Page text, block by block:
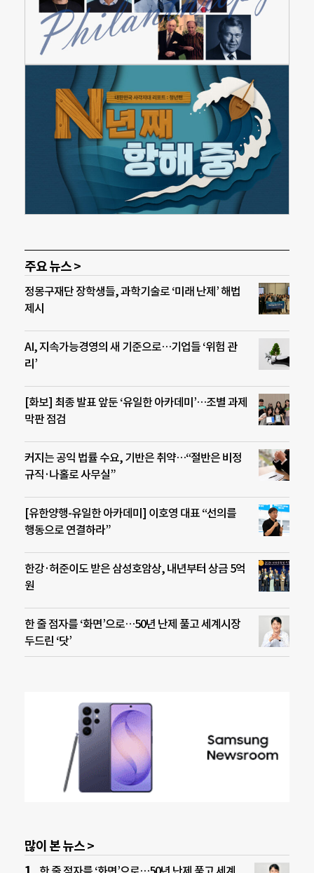
주요 뉴스 >
정몽구재단 장학생들, 과학기술로 ‘미래 난제’ 해법
제시
AI, 지속가능경영의 새 기준으로…기업들 ‘위험 관
리’
[화보] 최종 발표 앞둔 ‘유일한 아카데미’…조별 과제
막판 점검
커지는 공익 법률 수요, 기반은 취약…“절반은 비정
규직·나홀로 사무실”
[유한양행-유일한 아카데미] 이호영 대표 “선의를
행동으로 연결하라”
한강·허준이도 받은 삼성호암상, 내년부터 상금 5억
원
한 줄 점자를 ‘화면’으로…50년 난제 풀고 세계시장
두드린 ‘닷’
많이 본 뉴스 >